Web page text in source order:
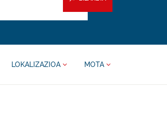
LOKALIZAZIOA MOTA